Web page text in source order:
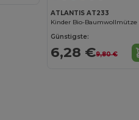
ATLANTIS AT233
Günstigste:
6,28 €9,80 €